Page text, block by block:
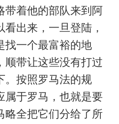
带着他的部队来到阿
出来，一旦登陆，
找一个最富裕的地
顺带让这些没有打过
。按照罗马法的规
属于罗马，也就是要
略全把它们分给了所